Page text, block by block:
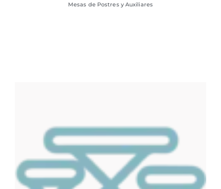
Mesas de Postres y Auxiliares